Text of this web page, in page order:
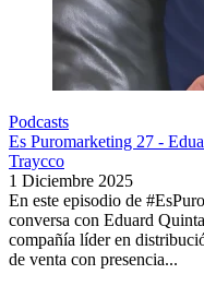
Podcasts
Es Puromarketing 27 -
Traycco
1 Diciembre 2025
En este episodio de
conversa con Eduard
compañía líder en
de venta con presencia...